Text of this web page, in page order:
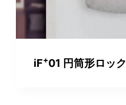
iF+01 円筒形ロック